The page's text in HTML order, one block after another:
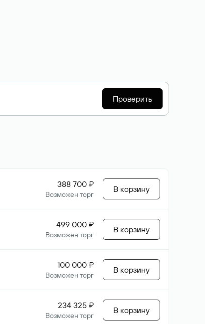
Проверить
388 700 ₽
Возможен торг
В корзину
499 000 ₽
Возможен торг
В корзину
100 000 ₽
Возможен торг
В корзину
234 325 ₽
Возможен торг
В корзину